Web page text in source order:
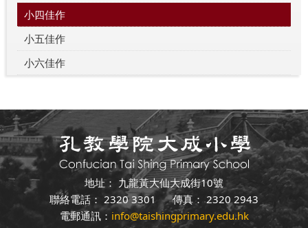
小四佳作
小五佳作
小六佳作
地址： 九龍黃大仙大成街10號
聯絡電話： 2320 3301 傳真： 2320 2943
電郵通訊： info@taishingprimary.edu.hk